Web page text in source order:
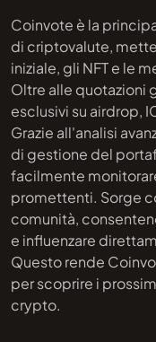
Coinvote è la
di criptovalute,
iniziale, gli NFT e le
Oltre alle quotazioni
esclusivi su airdrop,
Grazie all'analisi
di gestione del
facilmente
promettenti. Sorge
comunità,
e influenzare
Questo rende
per scoprire i
crypto.